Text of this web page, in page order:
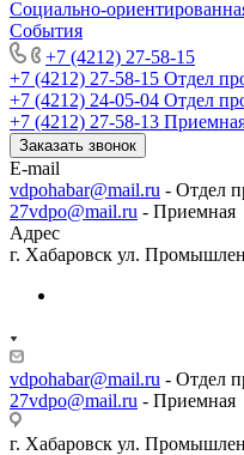
Социально-
События
+7 (4212) 27-58-15
+7 (4212) 27-58-15 Отдел
+7 (4212) 24-05-04 Отдел
+7 (4212) 27-58-13
Заказать звонок
E-mail
vdpohabar@mail.ru - Отдел
27vdpo@mail.ru - Приемная
Адрес
г. Хабаровск ул.
vdpohabar@mail.ru - Отдел
27vdpo@mail.ru - Приемная
г. Хабаровск ул.